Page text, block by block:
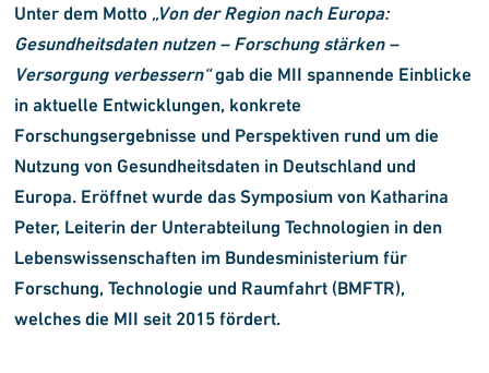
Unter dem Motto „Von der Region nach Europa:
Gesundheitsdaten nutzen – Forschung stärken –
Versorgung verbessern“gab die MII spannende Einblicke
in aktuelle Entwicklungen, konkrete
Forschungsergebnisse und Perspektiven rund um die
Nutzung von Gesundheitsdaten in Deutschland und
Europa. Eröffnet wurde das Symposium von Katharina
Peter, Leiterin der Unterabteilung Technologien in den
Lebenswissenschaften im Bundesministerium für
Forschung, Technologie und Raumfahrt (BMFTR),
welches die MII seit 2015 fördert.